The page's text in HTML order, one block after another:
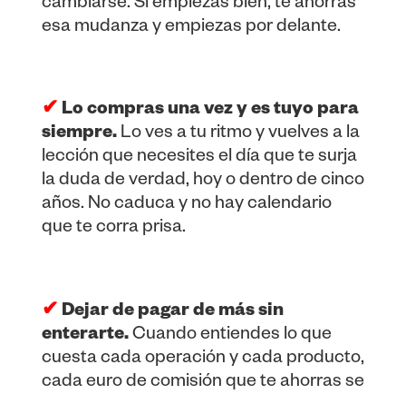
cambiarse. Si empiezas bien, te ahorras
esa mudanza y empiezas por delante.
✔ Lo compras una vez y es tuyo para
siempre. Lo ves a tu ritmo y vuelves a la
lección que necesites el día que te surja
la duda de verdad, hoy o dentro de cinco
años. No caduca y no hay calendario
que te corra prisa.
✔ Dejar de pagar de más sin
enterarte.Cuando entiendes lo que
cuesta cada operación y cada producto,
cada euro de comisión que te ahorras se